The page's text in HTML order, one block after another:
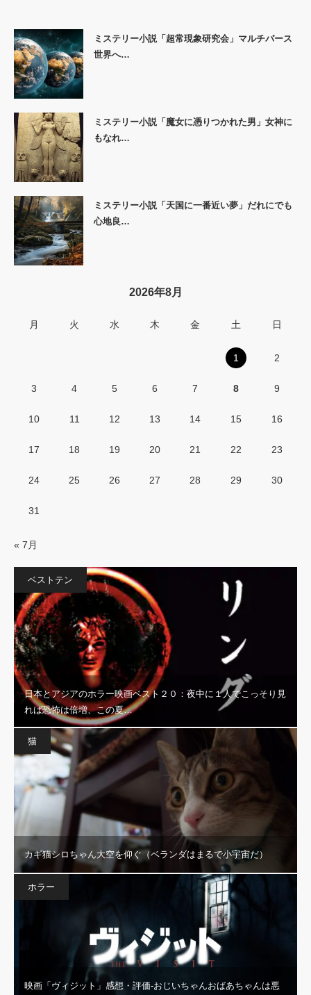
ミステリー小説「超常現象研究会」マルチバース
世界へ…
ミステリー小説「魔女に憑りつかれた男」女神に
もなれ…
ミステリー小説「天国に一番近い夢」だれにでも
心地良…
2026年8月
月 火 水 木 金 土 日
1 2
3 4 5 6 7 8 9
10 11 12 13 14 15 16
17 18 19 20 21 22 23
24 25 26 27 28 29 30
31
« 7月
ベストテン
日本とアジアのホラー映画ベスト２０：夜中に１人でこっそり見
れば恐怖は倍増、この夏…
猫
カギ猫シロちゃん大空を仰ぐ（ベランダはまるで小宇宙だ）
ホラー
映画「ヴィジット」感想・評価‐おじいちゃんおばあちゃんは悪